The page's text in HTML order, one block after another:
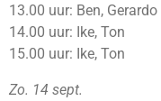
13.00 uur: Ben, Gerardo
14.00 uur: Ike, Ton
15.00 uur: Ike, Ton
Zo. 14 sept.